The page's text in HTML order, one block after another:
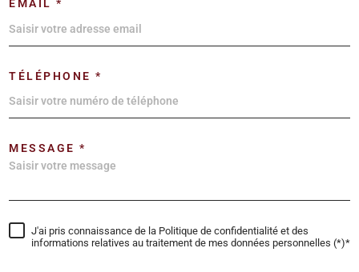
EMAIL *
TÉLÉPHONE *
MESSAGE *
J'ai pris connaissance de la Politique de confidentialité et des
informations relatives au traitement de mes données personnelles (*)*